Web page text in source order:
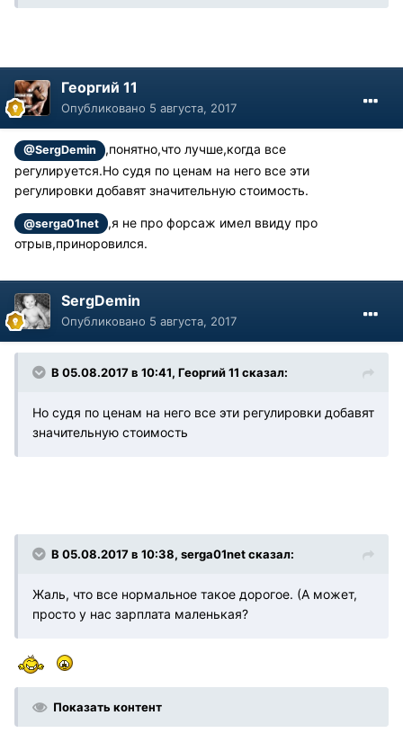
Георгий 11
Опубликовано 5 августа, 2017
@SergDemin
,понятно,что лучше,когда все
регулируется.Но судя по ценам на него все эти
регулировки добавят значительную стоимость.
@serga01net
,я не про форсаж имел ввиду про
отрыв,приноровился.
SergDemin
Опубликовано 5 августа, 2017
В 05.08.2017 в 10:41, Георгий 11 сказал:
Но судя по ценам на него все эти регулировки добавят
значительную стоимость
В 05.08.2017 в 10:38, serga01net сказал:
Жаль, что все нормальное такое дорогое. (А может,
просто у нас зарплата маленькая?
Показать контент